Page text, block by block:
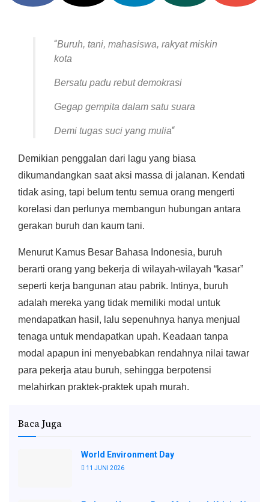
“Buruh, tani, mahasiswa, rakyat miskin
kota
Bersatu padu rebut demokrasi
Gegap gempita dalam satu suara
Demi tugas suci yang mulia“
Demikian penggalan dari lagu yang biasa
dikumandangkan saat aksi massa di jalanan. Kendati
tidak asing, tapi belum tentu semua orang mengerti
korelasi dan perlunya membangun hubungan antara
gerakan buruh dan kaum tani.
Menurut Kamus Besar Bahasa Indonesia, buruh
berarti orang yang bekerja di wilayah-wilayah “kasar”
seperti kerja bangunan atau pabrik. Intinya, buruh
adalah mereka yang tidak memiliki modal untuk
mendapatkan hasil, lalu sepenuhnya hanya menjual
tenaga untuk mendapatkan upah. Keadaan tanpa
modal apapun ini menyebabkan rendahnya nilai tawar
para pekerja atau buruh, sehingga berpotensi
melahirkan praktek-praktek upah murah.
Baca Juga
World Environment Day
11 JUNI 2026